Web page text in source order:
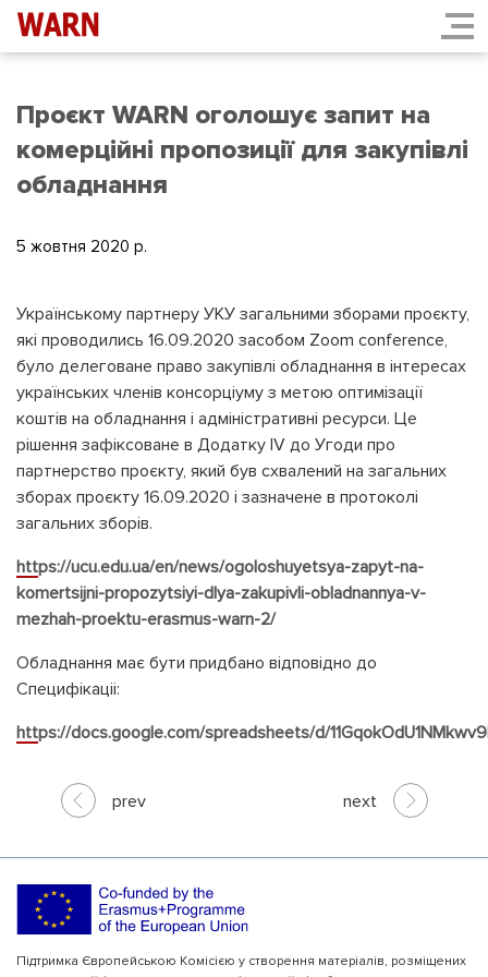
Проєкт WARN оголошує запит на
комерційні пропозиції для закупівлі
обладнання
5 жовтня 2020 p.
Українському партнеру УКУ загальними зборами проєкту,
які проводились 16.09.2020 засобом Zoom conference,
було делеговане право закупівлі обладнання в інтересах
українських членів консорціуму з метою оптимізації
коштів на обладнання і адміністративні ресурси. Це
рішення зафіксоване в Додатку ІV до Угоди про
партнерство проєкту, який був схвалений на загальних
зборах проєкту 16.09.2020 і зазначене в протоколі
загальних зборів.
https://ucu.edu.ua/en/news/ogoloshuyetsya-zapyt-na-
komertsijni-propozytsiyi-dlya-zakupivli-obladnannya-v-
mezhah-proektu-erasmus-warn-2/
Обладнання має бути придбано відповідно до
Специфікаціі:
https://docs.google.com/spreadsheets/d/
prev next
Підтримка Європейською Комісією у створення матеріалів, розміщених